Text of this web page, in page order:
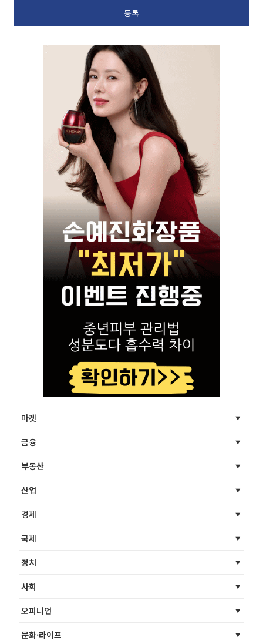
마켓
금융
부동산
산업
경제
국제
정치
사회
오피니언
문화·라이프